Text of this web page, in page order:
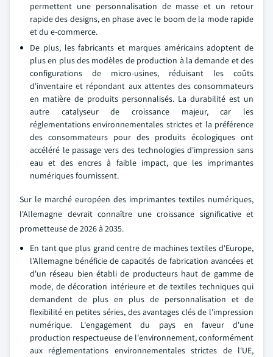
permettent une personnalisation de masse et un retour
rapide des designs, en phase avec le boom de la mode rapide
et du e-commerce.
De plus, les fabricants et marques américains adoptent de
plus en plus des modèles de production à la demande et des
configurations de micro-usines, réduisant les coûts
d'inventaire et répondant aux attentes des consommateurs
en matière de produits personnalisés. La durabilité est un
autre catalyseur de croissance majeur, car les
réglementations environnementales strictes et la préférence
des consommateurs pour des produits écologiques ont
accéléré le passage vers des technologies d'impression sans
eau et des encres à faible impact, que les imprimantes
numériques fournissent.
Sur le marché européen des imprimantes textiles numériques,
l'Allemagne devrait connaître une croissance significative et
prometteuse de 2026 à 2035.
En tant que plus grand centre de machines textiles d'Europe,
l'Allemagne bénéficie de capacités de fabrication avancées et
d'un réseau bien établi de producteurs haut de gamme de
mode, de décoration intérieure et de textiles techniques qui
demandent de plus en plus de personnalisation et de
flexibilité en petites séries, des avantages clés de l'impression
numérique. L'engagement du pays en faveur d'une
production respectueuse de l'environnement, conformément
aux réglementations environnementales strictes de l'UE,